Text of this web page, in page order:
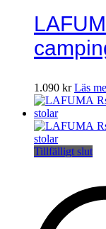
1.090 kr Läs
Tillfälligt slut